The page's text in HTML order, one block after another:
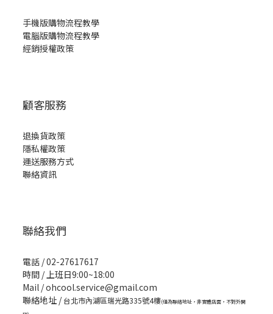
手機版購物流程教學
電腦版購物流程教學
經銷授權政策
顧客服務
退換貨政策
隱私權政策
運送服務方式
聯絡資訊
聯絡我們
電話 / 02-27617617
時間 / 上班日9:00~18:00
Mail / ohcool.service@gmail.com
聯絡地址 /台北市內湖區瑞光路335號4樓(僅為聯絡地址，非實體店面，不對外開